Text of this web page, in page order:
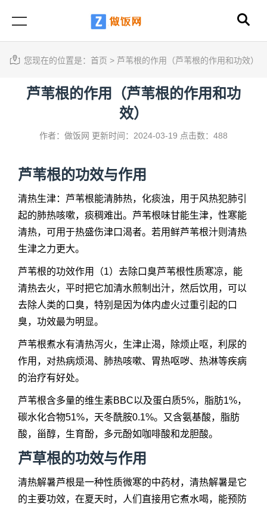
您现在的位置是： 首页 > 芦苇根的作用（芦苇根的作用和功效）
芦苇根的作用（芦苇根的作用和功
效）
作者：做饭网 更新时间：2024-03-19 点击数：488
芦苇根的功效与作用
清热生津：芦苇根能清肺热，化痰浊，用于风热犯肺引
起的肺热咳嗽，痰稠难出。芦苇根味甘能生津，性寒能
清热，可用于热盛伤津口渴者。若用鲜芦苇根汁则清热
生津之力更大。
芦苇根的功效作用（1）去除口臭芦苇根性质寒凉，能
清热去火，平时把它加清水煎制出汁，然后饮用，可以
去除人类的口臭，特别是因为体内虚火过重引起的口
臭，功效最为明显。
芦苇根煮水有清热泻火，生津止渴，除烦止呕，利尿的
作用，对热病烦渴、肺热咳嗽、胃热呕哕、热淋等疾病
的治疗有好处。
芦苇根含多量的维生素BBC以及蛋白质5%，脂肪1%，
碳水化合物51%，天冬酰胺0.1%。又含氨基酸，脂肪
酸，甾醇，生育酚，多元酚如咖啡酸和龙胆酸。
芦草根的功效与作用
清热解暑芦根是一种性质微寒的中药材，清热解暑是它
的主要功效，在夏天时，人们直接用它煮水喝，能预防